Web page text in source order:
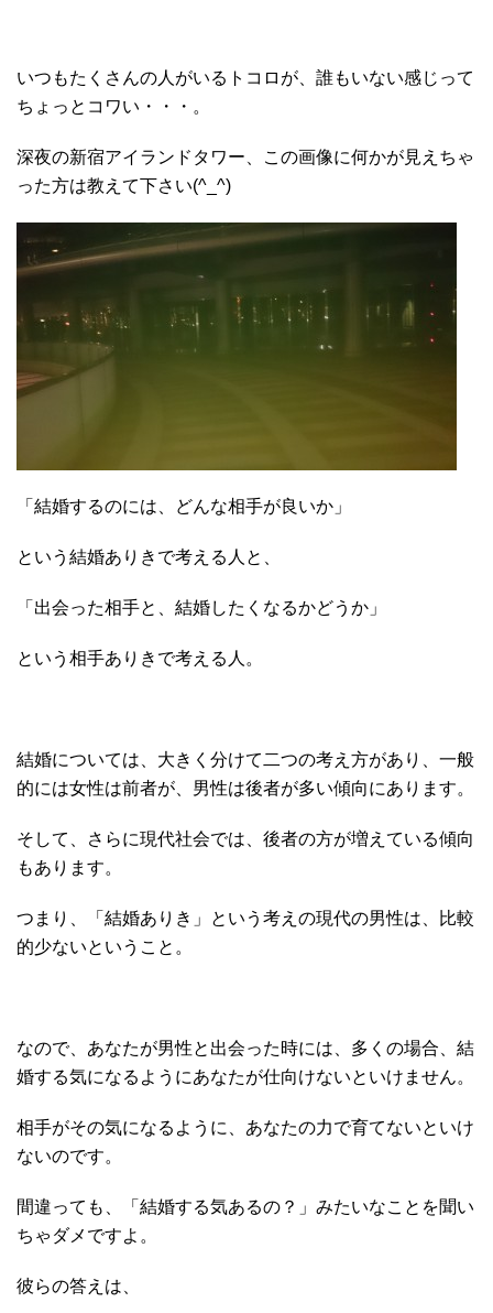
いつもたくさんの人がいるトコロが、誰もいない感じって
ちょっとコワい・・・。
深夜の新宿アイランドタワー、この画像に何かが見えちゃ
った方は教えて下さい(^_^)
「結婚するのには、どんな相手が良いか」
という結婚ありきで考える人と、
「出会った相手と、結婚したくなるかどうか」
という相手ありきで考える人。
結婚については、大きく分けて二つの考え方があり、一般
的には女性は前者が、男性は後者が多い傾向にあります。
そして、さらに現代社会では、後者の方が増えている傾向
もあります。
つまり、「結婚ありき」という考えの現代の男性は、比較
的少ないということ。
なので、あなたが男性と出会った時には、多くの場合、結
婚する気になるようにあなたが仕向けないといけません。
相手がその気になるように、あなたの力で育てないといけ
ないのです。
間違っても、「結婚する気あるの？」みたいなことを聞い
ちゃダメですよ。
彼らの答えは、